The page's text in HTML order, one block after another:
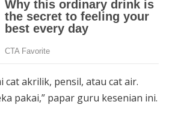
cat akrilik, pensil, atau cat air.
pakai,” papar guru kesenian ini.